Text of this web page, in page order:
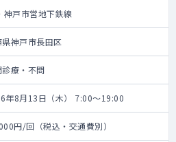
神戸市営地下鉄線
神戸市長田区
療・不問
年8月13日（木） 7:00～19:00
円/回（税込・交通費別）